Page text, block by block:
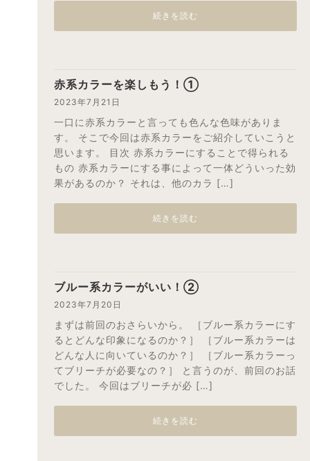
続きを読む
赤系カラーを楽しもう！①
2023年7月21日
一口に赤系カラーと言っても色んな色味がありま
す。 そこで今回は赤系カラーをご紹介していこうと
思います。 目次 赤系カラーにすることで得られる
もの 赤系カラーにする事によって一体どういった効
果があるのか？ それは、他のカラ […]
続きを読む
ブルー系カラーがいい！②
2023年7月20日
まずは前回のおさらいから。 ［ブルー系カラーにす
るとどんな印象になるのか？］ ［ブルー系カラーは
どんな人に向いているのか？］ ［ブルー系カラーっ
てブリーチが必要なの？］ と言うのが、前回のお話
でした。 今回はブリーチが必 […]
続きを読む